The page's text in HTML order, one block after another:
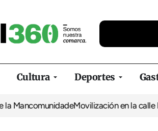
Cultura Deportes
Movilización en la calle